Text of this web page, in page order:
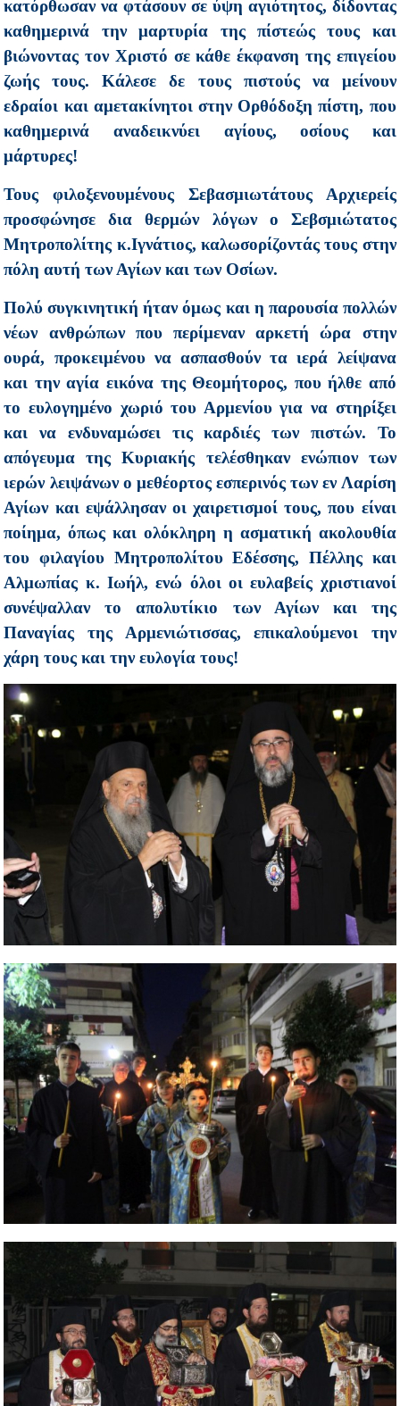
κατόρθωσαν να φτάσουν σε ύψη αγιότητος, δίδοντας
καθημερινά την μαρτυρία της πίστεώς τους και
βιώνοντας τον Χριστό σε κάθε έκφανση της επιγείου
ζωής τους. Κάλεσε δε τους πιστούς να μείνουν
εδραίοι και αμετακίνητοι στην Ορθόδοξη πίστη, που
καθημερινά αναδεικνύει αγίους, οσίους και
μάρτυρες!
Τους φιλοξενουμένους Σεβασμιωτάτους Αρχιερείς
προσφώνησε δια θερμών λόγων ο Σεβσμιώτατος
Μητροπολίτης κ.Ιγνάτιος, καλωσορίζοντάς τους στην
πόλη αυτή των Αγίων και των Οσίων.
Πολύ συγκινητική ήταν όμως και η παρουσία πολλών
νέων ανθρώπων που περίμεναν αρκετή ώρα στην
ουρά, προκειμένου να ασπασθούν τα ιερά λείψανα
και την αγία εικόνα της Θεομήτορος, που ήλθε από
το ευλογημένο χωριό του Αρμενίου για να στηρίξει
και να ενδυναμώσει τις καρδιές των πιστών. Το
απόγευμα της Κυριακής τελέσθηκαν ενώπιον των
ιερών λειψάνων ο μεθέορτος εσπερινός των εν Λαρίση
Αγίων και εψάλλησαν οι χαιρετισμοί τους, που είναι
ποίημα, όπως και ολόκληρη η ασματική ακολουθία
του φιλαγίου Μητροπολίτου Εδέσσης, Πέλλης και
Αλμωπίας κ. Ιωήλ, ενώ όλοι οι ευλαβείς χριστιανοί
συνέψαλλαν το απολυτίκιο των Αγίων και της
Παναγίας της Αρμενιώτισσας, επικαλούμενοι την
χάρη τους και την ευλογία τους!